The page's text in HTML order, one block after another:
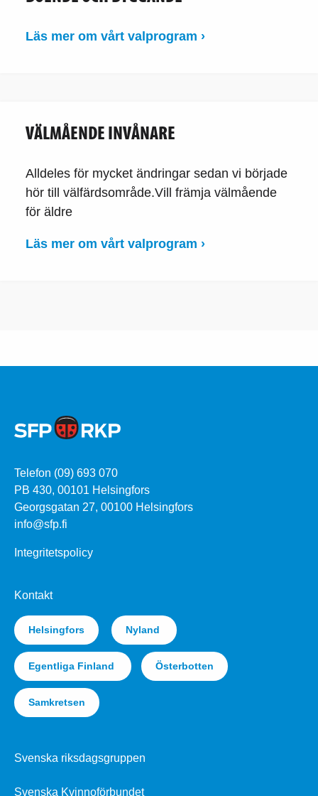
Läs mer om vårt valprogram ›
VÄLMÅENDE INVÅNARE
Alldeles för mycket ändringar sedan vi började
hör till välfärdsområde.Vill främja välmående
för äldre
Läs mer om vårt valprogram ›
Telefon (09) 693 070
PB 430, 00101 Helsingfors
Georgsgatan 27, 00100 Helsingfors
info@sfp.fi
Integritetspolicy
Kontakt
Helsingfors Nyland
Egentliga Finland Österbotten
Samkretsen
Svenska riksdagsgruppen
Svenska Kvinnoförbundet